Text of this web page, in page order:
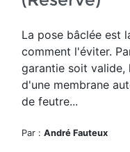
La pose bâclée est
comment l'éviter.
garantie soit valide,
d'une membrane
de feutre...
Par : André Fauteux